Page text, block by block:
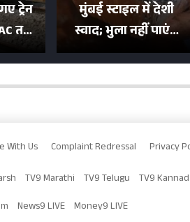
ट्रेन
तक
मुंबई स्टाइल में देशी
स्वाद; भुला नहीं पाएंगे
मुल्तानी छोले-पाव का
With Us Complaint Redressal Privacy
TV9 Marathi TV9 Telugu TV9
News9 LIVE Money9 LIVE